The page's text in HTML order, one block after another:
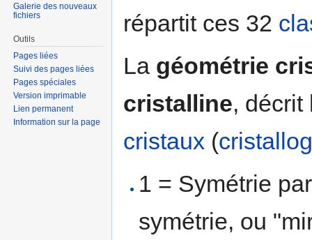
répartit ces 32
La géométrie
cristalline, décrit
cristaux (
1 = Symétrie
symétrie, ou
Galerie des nouveaux
fichiers
Outils
Pages liées
Suivi des pages liées
Pages spéciales
Version imprimable
Lien permanent
Information sur la page